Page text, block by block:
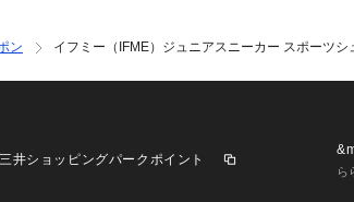
ン イフミー（IFME）ジュニアスニーカー スポーツ
三井ショッピングパークポイント
ら